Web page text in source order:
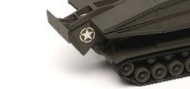
boek (28)